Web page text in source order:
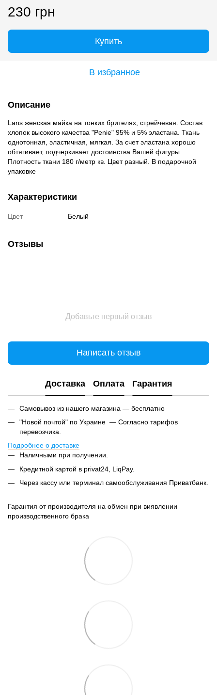
230 грн
Купить
В избранное
Описание
Lans женская майка на тонких брителях, стрейчевая. Состав
хлопок высокого качества "Penie" 95% и 5% эластана. Ткань
однотонная, эластичная, мягкая. За счет эластана хорошо
обтягивает, подчеркивает достоинства Вашей фигуры.
Плотность ткани 180 г/метр кв. Цвет разный. В подарочной
упаковке
Характеристики
Цвет Белый
Отзывы
Добавьте первый отзыв
Написать отзыв
Доставка Оплата Гарантия
Самовывоз из нашего магазина — бесплатно
"Новой почтой" по Украине — Согласно тарифов
перевозчика.
Подробнее о доставке
Наличными при получении.
Кредитной картой в privat24, LiqPay.
Через кассу или терминал самообслуживания Приватбанк.
Гарантия от производителя на обмен при виявлении
производственного брака